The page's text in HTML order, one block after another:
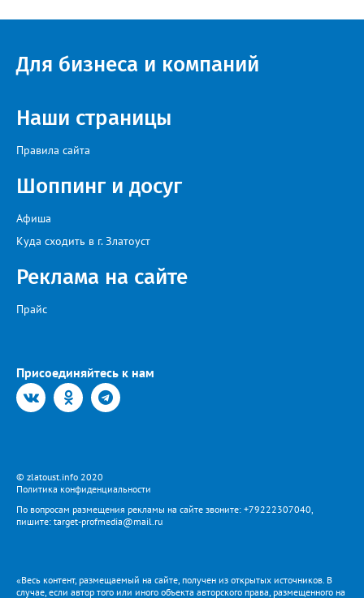
возможность улучшить свои позиции в турнирной таблице и
лидирует «Звезда» из Чебаркуля, в первую тройку также вошли
две челябинские команды – «Спартак» и «Метар».
Для бизнеса и компаний
Наши страницы
Правила сайта
Шоппинг и досуг
Афиша
Куда сходить в г. Златоуст
Реклама на сайте
Прайс
Присоединяйтесь к нам
© zlatoust.info 2020
Политика конфиденциальности
По вопросам размещения рекламы на сайте звоните: +79222307040,
пишите: target-profmedia@mail.ru
«Весь контент, размещаемый на сайте, получен из открытых источников. В
случае, если автор того или иного объекта авторского права, размещенного на